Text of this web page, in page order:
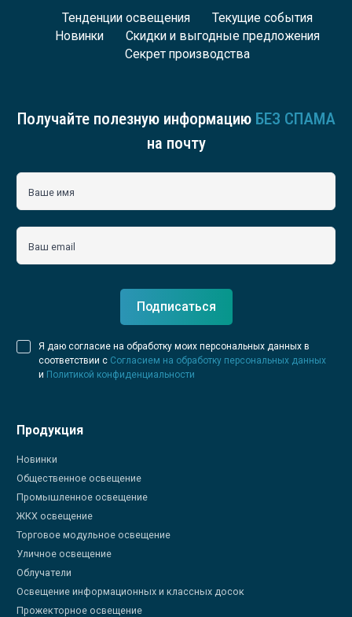
Тенденции освещения
Текущие события
Новинки
Скидки и выгодные предложения
Секрет производства
Получайте полезную информацию БЕЗ СПАМА
на почту
Ваше имя
Ваш email
Подписаться
Я даю согласие на обработку моих персональных данных в
соответствии с Согласием на обработку персональных данных
и Политикой конфиденциальности
Продукция
Новинки
Общественное освещение
Промышленное освещение
ЖКХ освещение
Торговое модульное освещение
Уличное освещение
Облучатели
Освещение информационных и классных досок
Прожекторное освещение